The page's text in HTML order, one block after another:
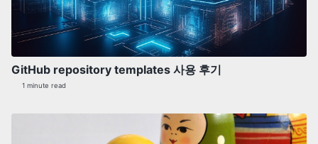
GitHub repository templates 사용 후기
1 minute read